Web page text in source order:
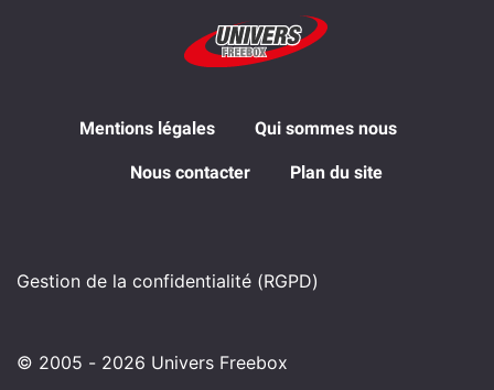
Mentions légales Qui sommes nous
Nous contacter Plan du site
Gestion de la confidentialité (RGPD)
© 2005 - 2026 Univers Freebox